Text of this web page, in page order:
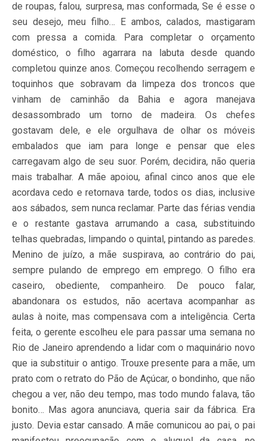
de roupas, falou, surpresa, mas conformada, Se é esse o
seu desejo, meu filho… E ambos, calados, mastigaram
com pressa a comida. Para completar o orçamento
doméstico, o filho agarrara na labuta desde quando
completou quinze anos. Começou recolhendo serragem e
toquinhos que sobravam da limpeza dos troncos que
vinham de caminhão da Bahia e agora manejava
desassombrado um torno de madeira. Os chefes
gostavam dele, e ele orgulhava de olhar os móveis
embalados que iam para longe e pensar que eles
carregavam algo de seu suor. Porém, decidira, não queria
mais trabalhar. A mãe apoiou, afinal cinco anos que ele
acordava cedo e retornava tarde, todos os dias, inclusive
aos sábados, sem nunca reclamar. Parte das férias vendia
e o restante gastava arrumando a casa, substituindo
telhas quebradas, limpando o quintal, pintando as paredes.
Menino de juízo, a mãe suspirava, ao contrário do pai,
sempre pulando de emprego em emprego. O filho era
caseiro, obediente, companheiro. De pouco falar,
abandonara os estudos, não acertava acompanhar as
aulas à noite, mas compensava com a inteligência. Certa
feita, o gerente escolheu ele para passar uma semana no
Rio de Janeiro aprendendo a lidar com o maquinário novo
que ia substituir o antigo. Trouxe presente para a mãe, um
prato com o retrato do Pão de Açúcar, o bondinho, que não
chegou a ver, não deu tempo, mas todo mundo falava, tão
bonito… Mas agora anunciava, queria sair da fábrica. Era
justo. Devia estar cansado. A mãe comunicou ao pai, o pai